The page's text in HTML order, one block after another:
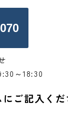
～18:30
ご記入くだ